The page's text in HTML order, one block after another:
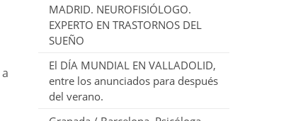
MADRID. NEUROFISIÓLOGO.
EXPERTO EN TRASTORNOS DEL
SUEÑO
El DÍA MUNDIAL EN VALLADOLID,
entre los anunciados para después
del verano.